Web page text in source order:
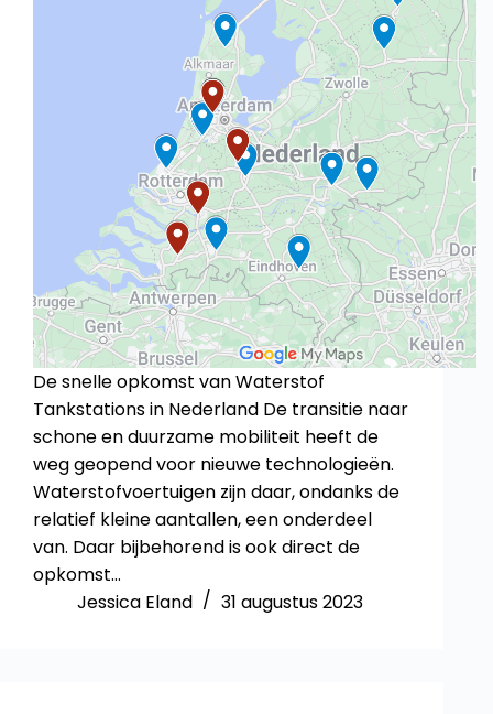
De snelle opkomst van Waterstof
Tankstations in Nederland De transitie naar
schone en duurzame mobiliteit heeft de
weg geopend voor nieuwe technologieën.
Waterstofvoertuigen zijn daar, ondanks de
relatief kleine aantallen, een onderdeel
van. Daar bijbehorend is ook direct de
opkomst…
Jessica Eland
31 augustus 2023